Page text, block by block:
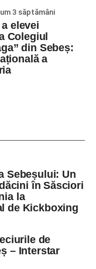
3 săptămâni
elevei
Colegiul
din Sebeș:
a
Sebeșului: Un
în Săsciori
la
de Kickboxing
de
– Interstar